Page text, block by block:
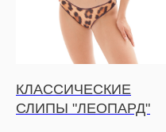
КЛАССИЧЕСКИЕ
СЛИПЫ "ЛЕОПАРД"